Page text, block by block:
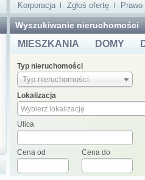
Korporacja Zgłoś ofertę Prawo
Wyszukiwanie nieruchomości
MIESZKANIA DOMY
Typ nieruchomości
Typ nieruchomości
Lokalizacja
Ulica
Cena od Cena do